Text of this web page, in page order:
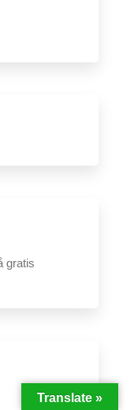
Translate »